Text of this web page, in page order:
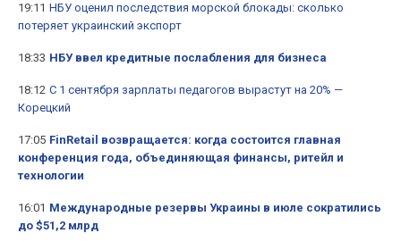
19:11 НБУ оценил последствия морской блокады: сколько
потеряет украинский экспорт
18:33 НБУ ввел кредитные послабления для бизнеса
18:12 С 1 сентября зарплаты педагогов вырастут на 20% —
Корецкий
17:05 FinRetail возвращается: когда состоится главная
конференция года, объединяющая финансы, ритейл и
технологии
16:01 Международные резервы Украины в июле сократились
до $51,2 млрд